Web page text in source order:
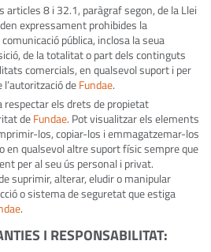
articles 8 i 32.1, paràgraf segon, de la Llei
expressament prohibides la
pública, inclosa la seua
de la totalitat o part dels continguts
comercials, en qualsevol suport i per
deFundae.
respectar els drets de propietat
deFundae. Pot visualitzar els elements
los, copiar-los i emmagatzemar-los
en qualsevol altre suport físic sempre que
per al seu ús personal i privat.
suprimir, alterar, eludir o manipular
o sistema de seguretat que estiga
.
I RESPONSABILITAT: